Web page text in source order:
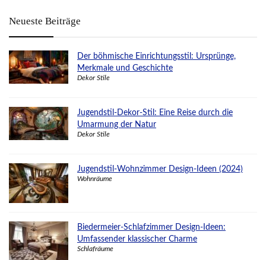
Neueste Beiträge
Der böhmische Einrichtungsstil: Ursprünge,
Merkmale und Geschichte
Dekor Stile
Jugendstil-Dekor-Stil: Eine Reise durch die
Umarmung der Natur
Dekor Stile
Jugendstil-Wohnzimmer Design-Ideen (2024)
Wohnräume
Biedermeier-Schlafzimmer Design-Ideen:
Umfassender klassischer Charme
Schlafräume